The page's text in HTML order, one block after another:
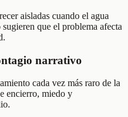
aisladas cuando el agua
que el problema afecta
narrativo
cada vez más raro de la
encierro, miedo y